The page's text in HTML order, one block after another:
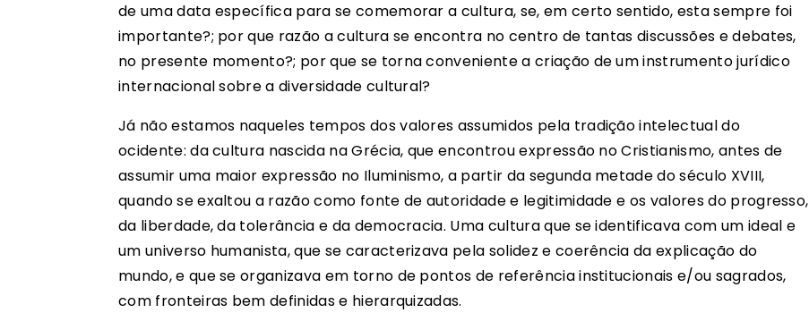
de uma data específica para se comemorar a cultura, se, em certo sentido, esta sempre foi
importante?; por que razão a cultura se encontra no centro de tantas discussões e debates,
no presente momento?; por que se torna conveniente a criação de um instrumento jurídico
internacional sobre a diversidade cultural?
Já não estamos naqueles tempos dos valores assumidos pela tradição intelectual do
ocidente: da cultura nascida na Grécia, que encontrou expressão no Cristianismo, antes de
assumir uma maior expressão no Iluminismo, a partir da segunda metade do século XVIII,
quando se exaltou a razão como fonte de autoridade e legitimidade e os valores do progresso,
da liberdade, da tolerância e da democracia. Uma cultura que se identificava com um ideal e
um universo humanista, que se caracterizava pela solidez e coerência da explicação do
mundo, e que se organizava em torno de pontos de referência institucionais e/ou sagrados,
com fronteiras bem definidas e hierarquizadas.